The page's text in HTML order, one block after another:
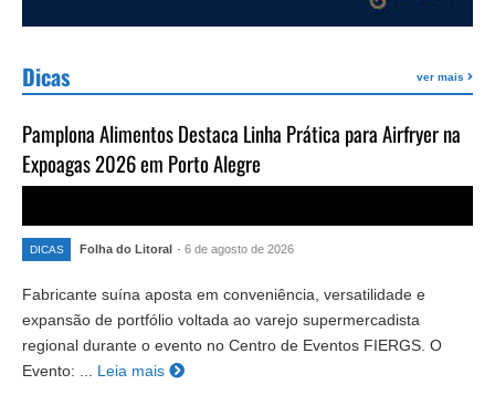
Dicas ver mais
Pamplona Alimentos Destaca Linha Prática para Airfryer na
Expoagas 2026 em Porto Alegre
DICAS Folha do Litoral - 6 de agosto de 2026
Fabricante suína aposta em conveniência, versatilidade e
expansão de portfólio voltada ao varejo supermercadista
regional durante o evento no Centro de Eventos FIERGS. O
Evento: ...
Leia mais